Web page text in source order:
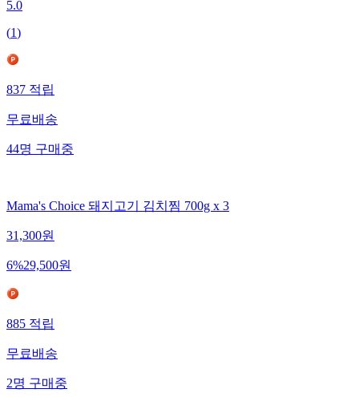
5.0
(1)
837적립
무료배송
44명구매중
Mama's Choice 돼지고기 김치찜 700g x 3
31,300원
6%29,500원
885적립
무료배송
2명구매중